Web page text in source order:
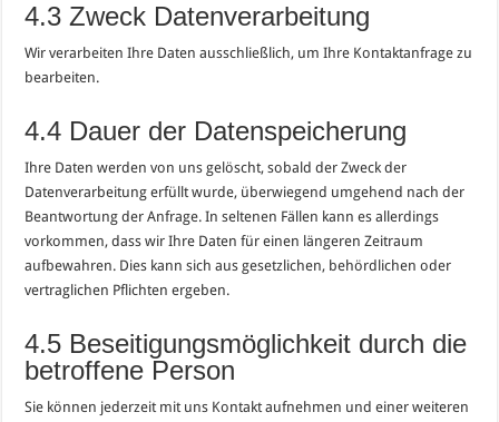
4.3 Zweck Datenverarbeitung
Wir verarbeiten Ihre Daten ausschließlich, um Ihre Kontaktanfrage zu
bearbeiten.
4.4 Dauer der Datenspeicherung
Ihre Daten werden von uns gelöscht, sobald der Zweck der
Datenverarbeitung erfüllt wurde, überwiegend umgehend nach der
Beantwortung der Anfrage. In seltenen Fällen kann es allerdings
vorkommen, dass wir Ihre Daten für einen längeren Zeitraum
aufbewahren. Dies kann sich aus gesetzlichen, behördlichen oder
vertraglichen Pflichten ergeben.
4.5 Beseitigungsmöglichkeit durch die
betroffene Person
Sie können jederzeit mit uns Kontakt aufnehmen und einer weiteren